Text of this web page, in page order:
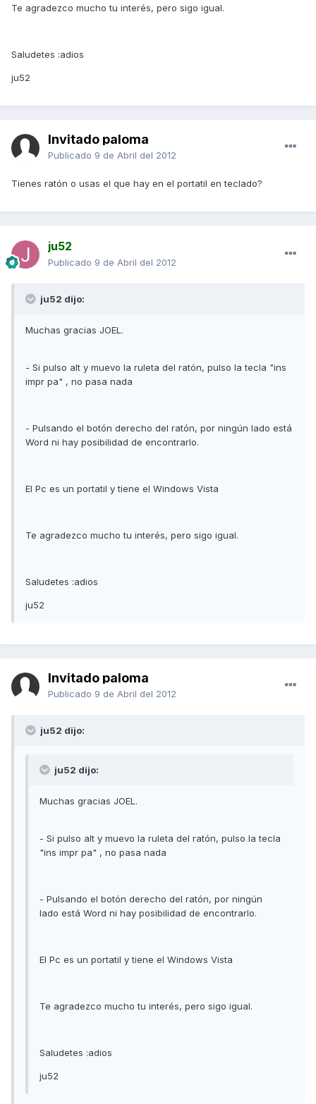
Te agradezco mucho tu interés, pero sigo igual.
Saludetes :adios
ju52
Invitado paloma
Publicado 9 de Abril del 2012
Tienes ratón o usas el que hay en el portatil en teclado?
ju52
Publicado 9 de Abril del 2012
ju52 dijo:
Muchas gracias JOEL.
- Si pulso alt y muevo la ruleta del ratón, pulso la tecla "ins
impr pa" , no pasa nada
- Pulsando el botón derecho del ratón, por ningún lado está
Word ni hay posibilidad de encontrarlo.
El Pc es un portatil y tiene el Windows Vista
Te agradezco mucho tu interés, pero sigo igual.
Saludetes :adios
ju52
Invitado paloma
Publicado 9 de Abril del 2012
ju52 dijo:
ju52 dijo:
Muchas gracias JOEL.
- Si pulso alt y muevo la ruleta del ratón, pulso la tecla
"ins impr pa" , no pasa nada
- Pulsando el botón derecho del ratón, por ningún
lado está Word ni hay posibilidad de encontrarlo.
El Pc es un portatil y tiene el Windows Vista
Te agradezco mucho tu interés, pero sigo igual.
Saludetes :adios
ju52